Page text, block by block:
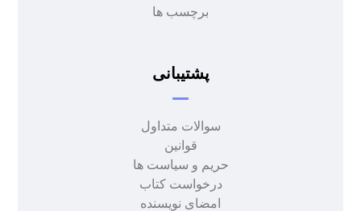
برچسب ها
پشتیبانی
سوالات متداول
قوانین
حریم و سیاست ها
درخواست کتاب
امضای نویسنده